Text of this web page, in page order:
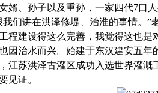
婿、孙子以及重孙，一家四代7口
讲在洪泽修堤、治淮的事情。”
程建设得这么完善，我觉得这也是
治水而兴。始建于东汉建安五年
江苏洪泽古灌区成功入选世界灌
见证。